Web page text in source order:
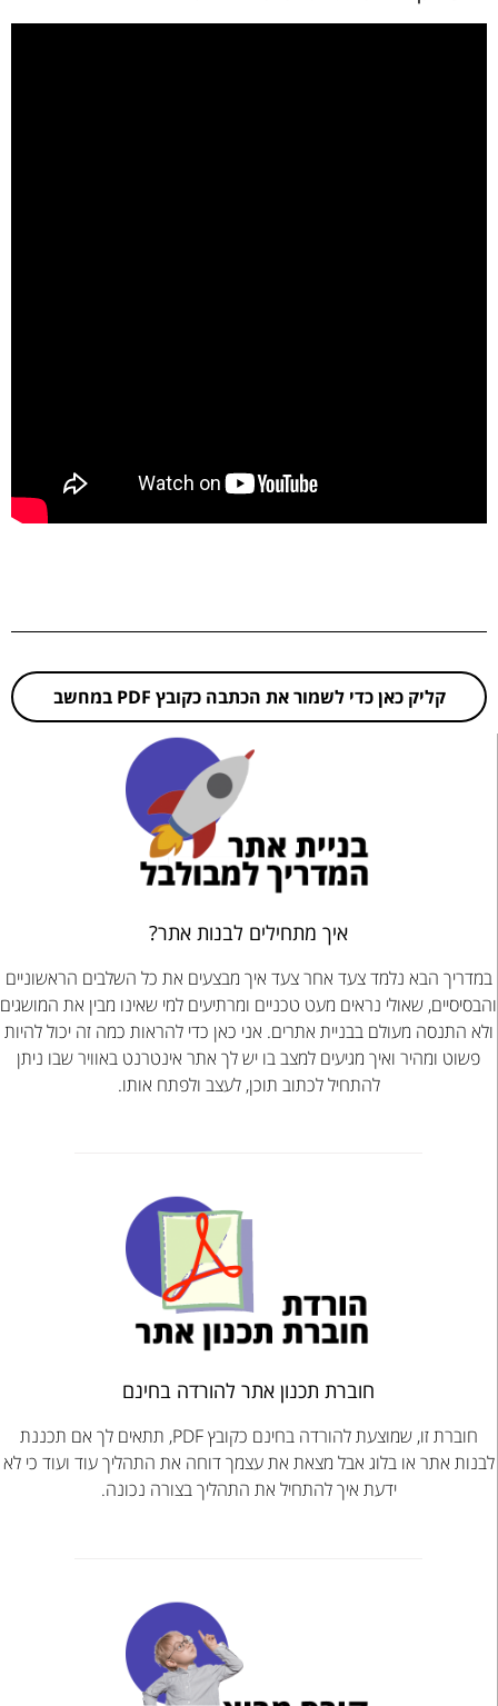
קליק כאן כדי לשמור את הכתבה כקובץ PDF במחשב
איך מתחילים לבנות אתר?
במדריך הבא נלמד צעד אחר צעד איך מבצעים את כל השלבים הראשוניים
והבסיסיים, שאולי נראים מעט טכניים ומרתיעים למי שאינו מבין את המושגים
ולא התנסה מעולם בבניית אתרים. אני כאן כדי להראות כמה זה יכול להיות
פשוט ומהיר ואיך מגיעים למצב בו יש לך אתר אינטרנט באוויר שבו ניתן
להתחיל לכתוב תוכן, לעצב ולפתח אותו.
חוברת תכנון אתר להורדה בחינם
חוברת זו, שמוצעת להורדה בחינם כקובץ PDF, תתאים לך אם תכננת
לבנות אתר או בלוג אבל מצאת את עצמך דוחה את התהליך עוד ועוד כי לא
ידעת איך להתחיל את התהליך בצורה נכונה.